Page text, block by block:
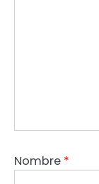
Nombre *